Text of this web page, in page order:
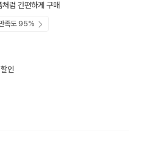
럼 간편하게 구매
족도95%
인